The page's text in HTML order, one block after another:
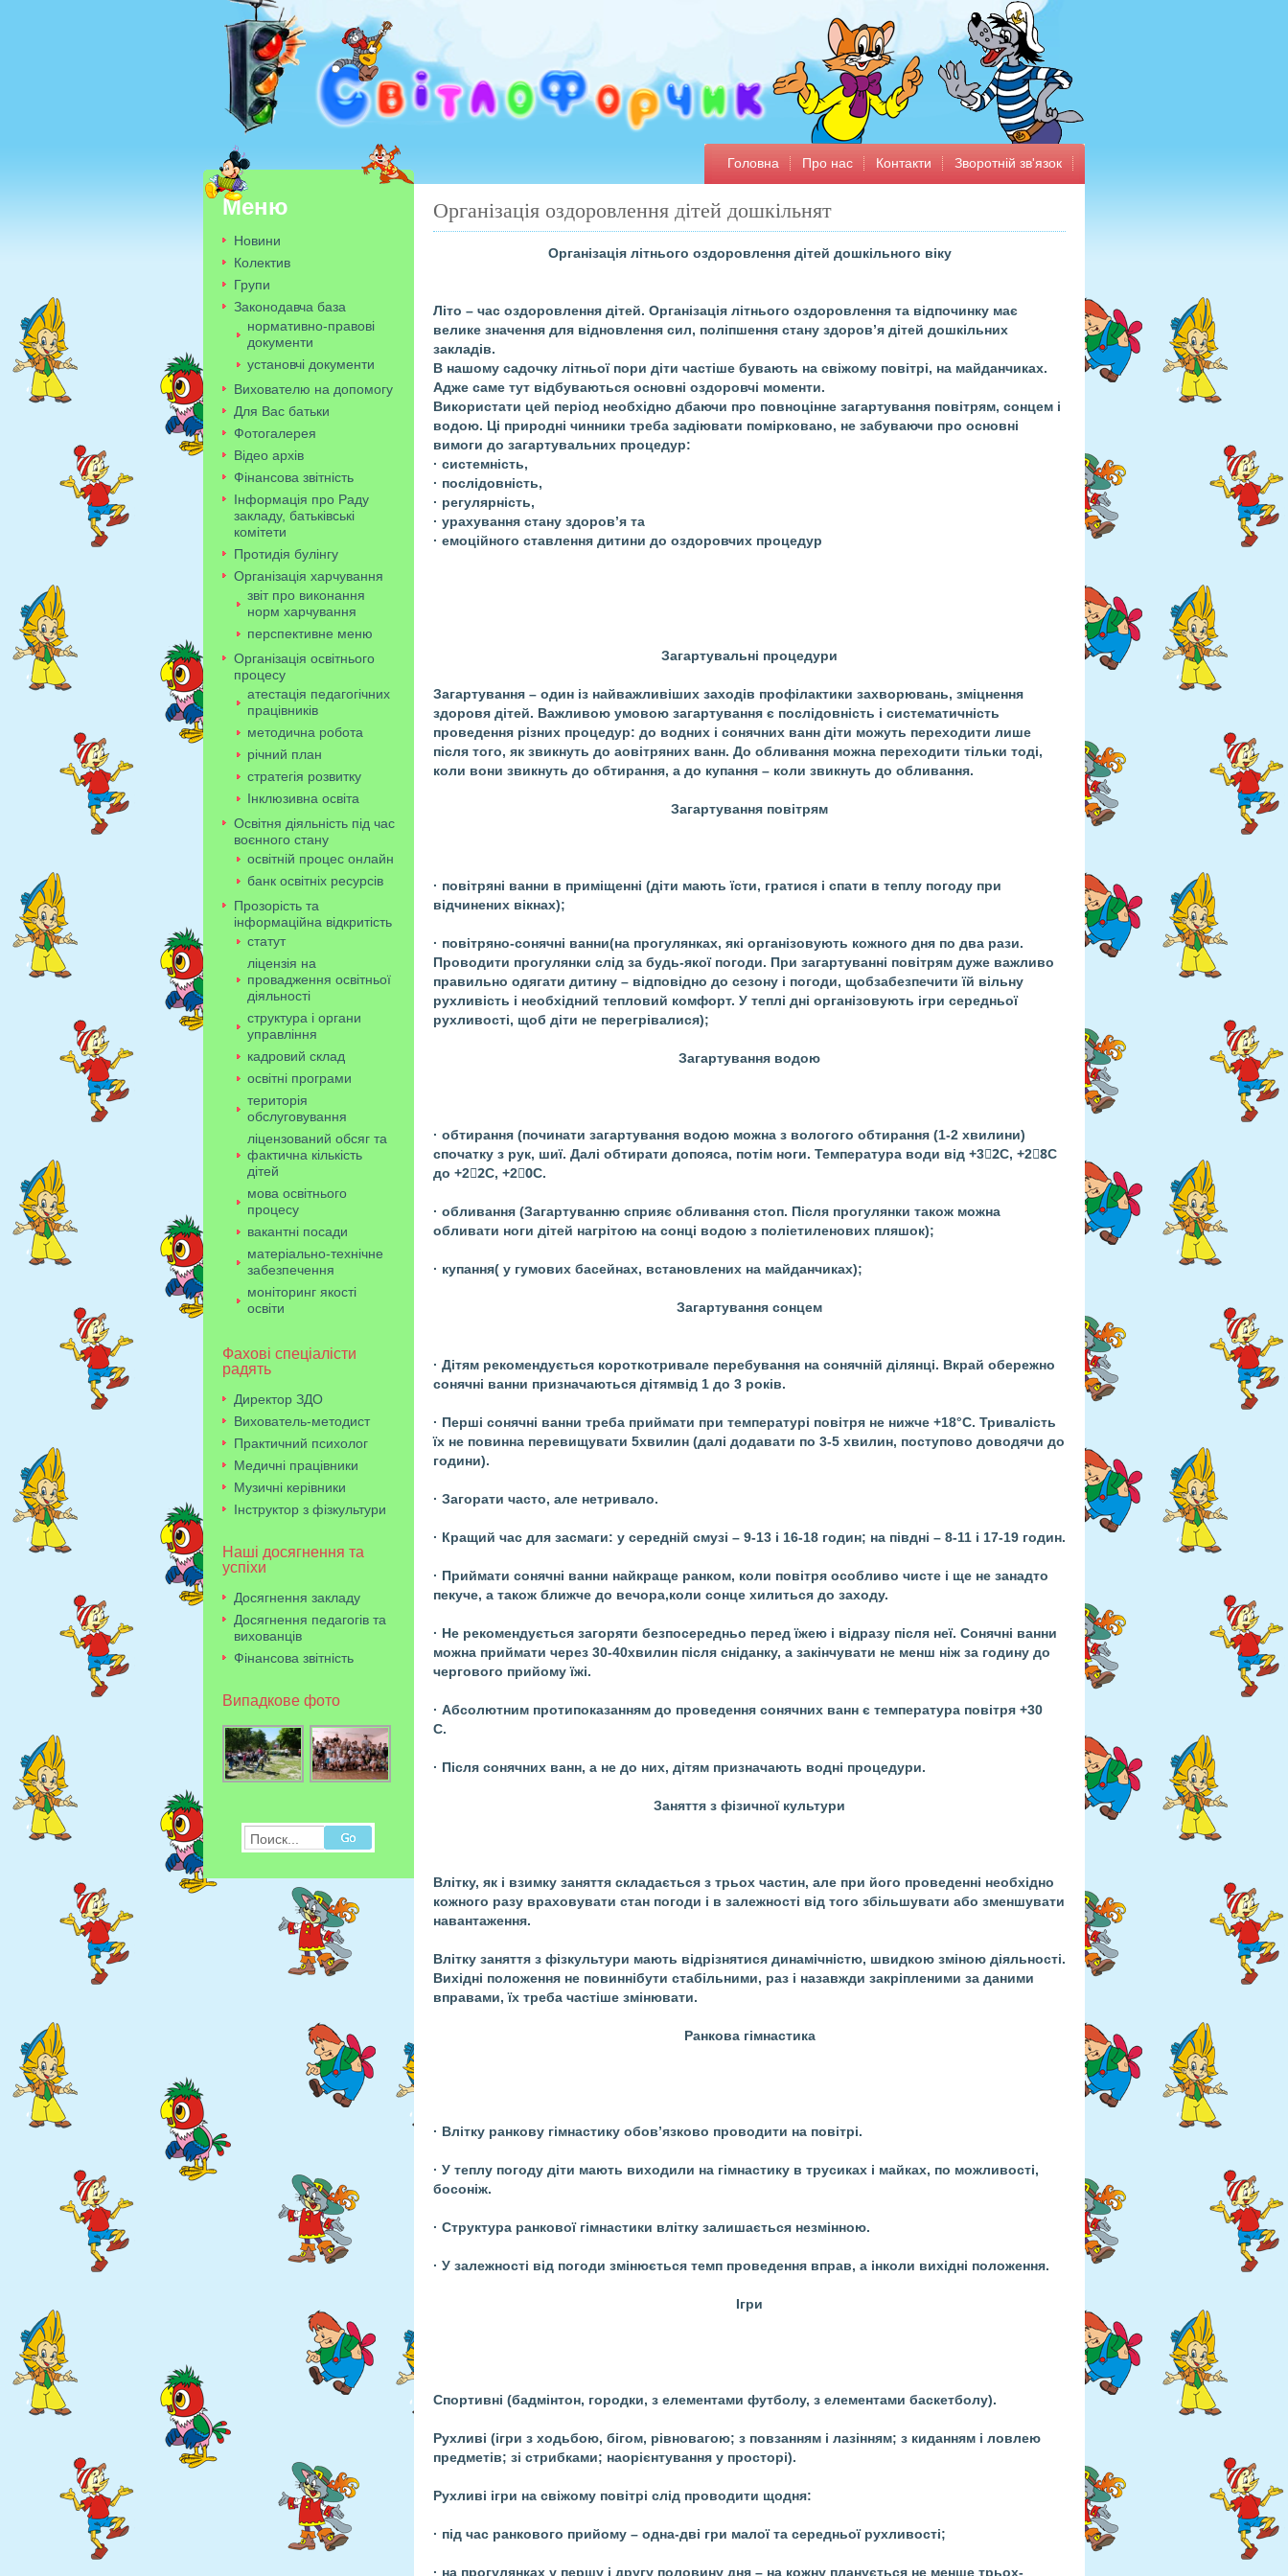
Головна Про нас Контакти Зворотній зв'язок
Організація оздоровлення дітей дошкільнят
Організація літнього оздоровлення дітей дошкільного віку
Літо – час оздоровлення дітей. Організація літнього оздоровлення та відпочинку має
велике значення для відновлення сил, поліпшення стану здоров’я дітей дошкільних
закладів.
В нашому садочку літньої пори діти частіше бувають на свіжому повітрі, на майданчиках.
Адже саме тут відбуваються основні оздоровчі моменти.
Використати цей період необхідно дбаючи про повноцінне загартування повітрям, сонцем і
водою. Ці природні чинники треба задіювати помірковано, не забуваючи про основні
вимоги до загартувальних процедур:
· системність,
· послідовність,
· регулярність,
· урахування стану здоров’я та
· емоційного ставлення дитини до оздоровчих процедур
Загартувальні процедури
Загартування – один із найважливіших заходів профілактики захворювань, зміцнення
здоровя дітей. Важливою умовою загартування є послідовність і систематичність
проведення різних процедур: до водних і сонячних ванн діти можуть переходити лише
після того, як звикнуть до аовітряних ванн. До обливання можна переходити тільки тоді,
коли вони звикнуть до обтирання, а до купання – коли звикнуть до обливання.
Загартування повітрям
· повітряні ванни в приміщенні (діти мають їсти, гратися і спати в теплу погоду при
відчинених вікнах);
· повітряно-сонячні ванни(на прогулянках, які організовують кожного дня по два рази.
Проводити прогулянки слід за будь-якої погоди. При загартуванні повітрям дуже важливо
правильно одягати дитину – відповідно до сезону і погоди, щобзабезпечити їй вільну
рухливість і необхідний тепловий комфорт. У теплі дні організовують ігри середньої
рухливості, щоб діти не перегрівалися);
Загартування водою
· обтирання (починати загартування водою можна з вологого обтирання (1-2 хвилини)
спочатку з рук, шиї. Далі обтирати допояса, потім ноги. Температура води від +32С, +28С
до +22С, +20С.
· обливання (Загартуванню сприяє обливання стоп. Після прогулянки також можна
обливати ноги дітей нагрітою на сонці водою з поліетиленових пляшок);
· купання( у гумових басейнах, встановлених на майданчиках);
Загартування сонцем
· Дітям рекомендується короткотривале перебування на сонячній ділянці. Вкрай обережно
сонячні ванни призначаються дітямвід 1 до 3 років.
· Перші сонячні ванни треба приймати при температурі повітря не нижче +18°С. Тривалість
їх не повинна перевищувати 5хвилин (далі додавати по 3-5 хвилин, поступово доводячи до
години).
· Загорати часто, але нетривало.
· Кращий час для засмаги: у середній смузі – 9-13 і 16-18 годин; на півдні – 8-11 і 17-19 годин.
· Приймати сонячні ванни найкраще ранком, коли повітря особливо чисте і ще не занадто
пекуче, а також ближче до вечора,коли сонце хилиться до заходу.
· Не рекомендується загоряти безпосередньо перед їжею і відразу після неї. Сонячні ванни
можна приймати через 30-40хвилин після сніданку, а закінчувати не менш ніж за годину до
чергового прийому їжі.
· Абсолютним протипоказанням до проведення сонячних ванн є температура повітря +30
С.
· Після сонячних ванн, а не до них, дітям призначають водні процедури.
Заняття з фізичної культури
Влітку, як і взимку заняття складається з трьох частин, але при його проведенні необхідно
кожного разу враховувати стан погоди і в залежності від того збільшувати або зменшувати
навантаження.
Влітку заняття з фізкультури мають відрізнятися динамічністю, швидкою зміною діяльності.
Вихідні положення не повиннібути стабільними, раз і назавжди закріпленими за даними
вправами, їх треба частіше змінювати.
Ранкова гімнастика
· Влітку ранкову гімнастику обов’язково проводити на повітрі.
· У теплу погоду діти мають виходили на гімнастику в трусиках і майках, по можливості,
босоніж.
· Структура ранкової гімнастики влітку залишається незмінною.
· У залежності від погоди змінюється темп проведення вправ, а інколи вихідні положення.
Ігри
Спортивні (бадмінтон, городки, з елементами футболу, з елементами баскетболу).
Рухливі (ігри з ходьбою, бігом, рівновагою; з повзанням і лазінням; з киданням і ловлею
предметів; зі стрибками; наорієнтування у просторі).
Рухливі ігри на свіжому повітрі слід проводити щодня:
· під час ранкового прийому – одна-дві гри малої та середньої рухливості;
· на прогулянках у першу і другу половину дня – на кожну планується не менше трьох-
Меню
Новини
Колектив
Групи
Законодавча база
нормативно-правові
документи
установчі документи
Вихователю на допомогу
Для Вас батьки
Фотогалерея
Відео архів
Фінансова звітність
Інформація про Раду
закладу, батьківські
комітети
Протидія булінгу
Організація харчування
звіт про виконання
норм харчування
перспективне меню
Організація освітнього
процесу
атестація педагогічних
працівників
методична робота
річний план
стратегія розвитку
Інклюзивна освіта
Освітня діяльність під час
воєнного стану
освітній процес онлайн
банк освітніх ресурсів
Прозорість та
інформаційна відкритість
статут
ліцензія на
провадження освітньої
діяльності
структура і органи
управління
кадровий склад
освітні програми
територія
обслуговування
ліцензований обсяг та
фактична кількість
дітей
мова освітнього
процесу
вакантні посади
матеріально-технічне
забезпечення
моніторинг якості
освіти
Фахові спеціалісти
радять
Директор ЗДО
Вихователь-методист
Практичний психолог
Медичні працівники
Музичні керівники
Інструктор з фізкультури
Наші досягнення та
успіхи
Досягнення закладу
Досягнення педагогів та
вихованців
Фінансова звітність
Випадкове фото
Поиск...